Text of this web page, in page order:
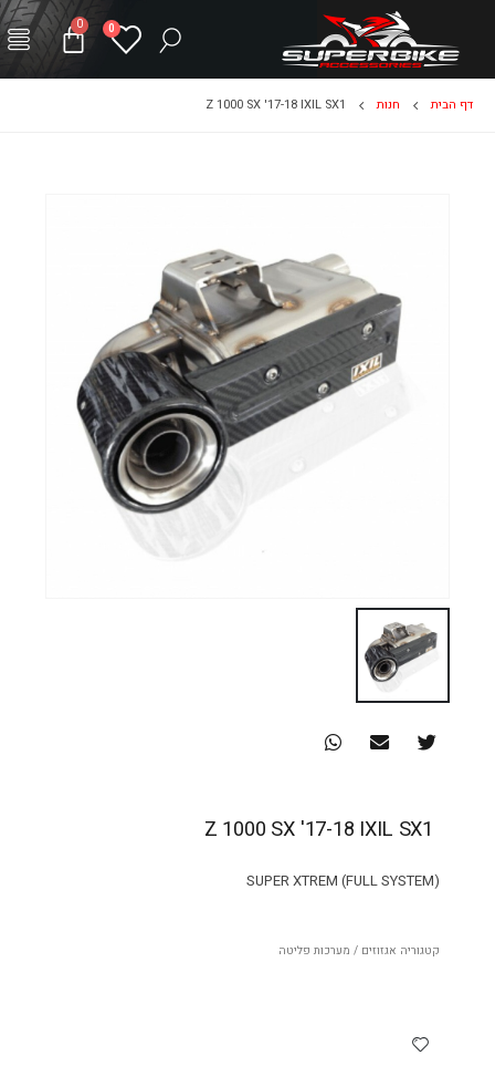
0
0
דף הבית חנות Z 1000 SX '17-18 IXIL SX1
Z 1000 SX '17-18 IXIL SX1
SUPER XTREM (FULL SYSTEM)
קטגוריה אגזוזים / מערכות פליטה